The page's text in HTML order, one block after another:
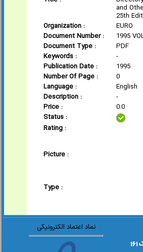
and
25th
Organization :
EURO
Document Number :
1995
Document Type :
PDF
Keywords :
-
Publication Date :
1995
Number Of Page :
0
Language :
English
Description :
-
Price :
0.0
Status :
Rating :
Picture :
Type :
نماد اعتماد الکترونیکی